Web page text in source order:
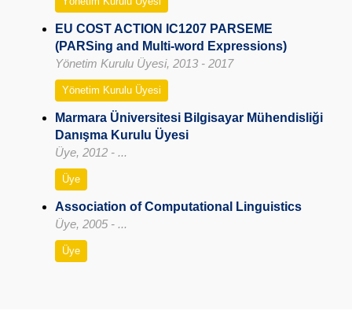
EU COST ACTION IC1207 PARSEME
(PARSing and Multi-word Expressions)
Yönetim Kurulu Üyesi, 2013 - 2017
Yönetim Kurulu Üyesi
Marmara Üniversitesi Bilgisayar Mühendisliği
Danışma Kurulu Üyesi
Üye, 2012 - ...
Üye
Association of Computational Linguistics
Üye, 2005 - ...
Üye